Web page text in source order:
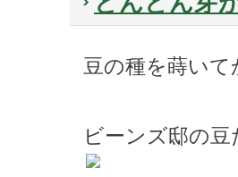
豆の種を蒔い
ビーンズ邸の